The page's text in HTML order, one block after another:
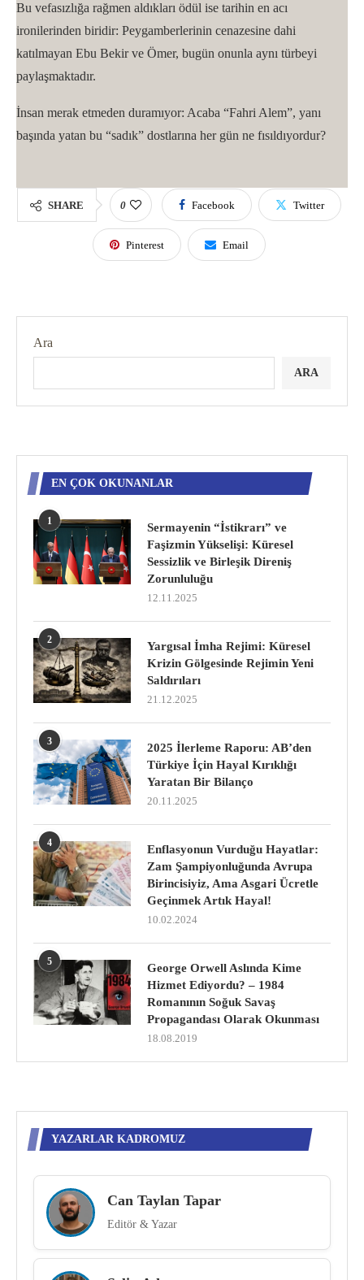
Bu vefasızlığa rağmen aldıkları ödül ise tarihin en acı
ironilerinden biridir: Peygamberlerinin cenazesine dahi
katılmayan Ebu Bekir ve Ömer, bugün onunla aynı türbeyi
paylaşmaktadır.
İnsan merak etmeden duramıyor: Acaba “Fahri Alem”, yanı
başında yatan bu “sadık” dostlarına her gün ne fısıldıyordur?
SHARE 0 Facebook Twitter
Pinterest Email
Ara
ARA
EN ÇOK OKUNANLAR
1
Sermayenin “İstikrarı” ve
Faşizmin Yükselişi: Küresel
Sessizlik ve Birleşik Direniş
Zorunluluğu
12.11.2025
2
Yargısal İmha Rejimi: Küresel
Krizin Gölgesinde Rejimin Yeni
Saldırıları
21.12.2025
3
2025 İlerleme Raporu: AB’den
Türkiye İçin Hayal Kırıklığı
Yaratan Bir Bilanço
20.11.2025
4
Enflasyonun Vurduğu Hayatlar:
Zam Şampiyonluğunda Avrupa
Birincisiyiz, Ama Asgari Ücretle
Geçinmek Artık Hayal!
10.02.2024
5
George Orwell Aslında Kime
Hizmet Ediyordu? – 1984
Romanının Soğuk Savaş
Propagandası Olarak Okunması
18.08.2019
YAZARLAR KADROMUZ
Can Taylan Tapar
Editör & Yazar